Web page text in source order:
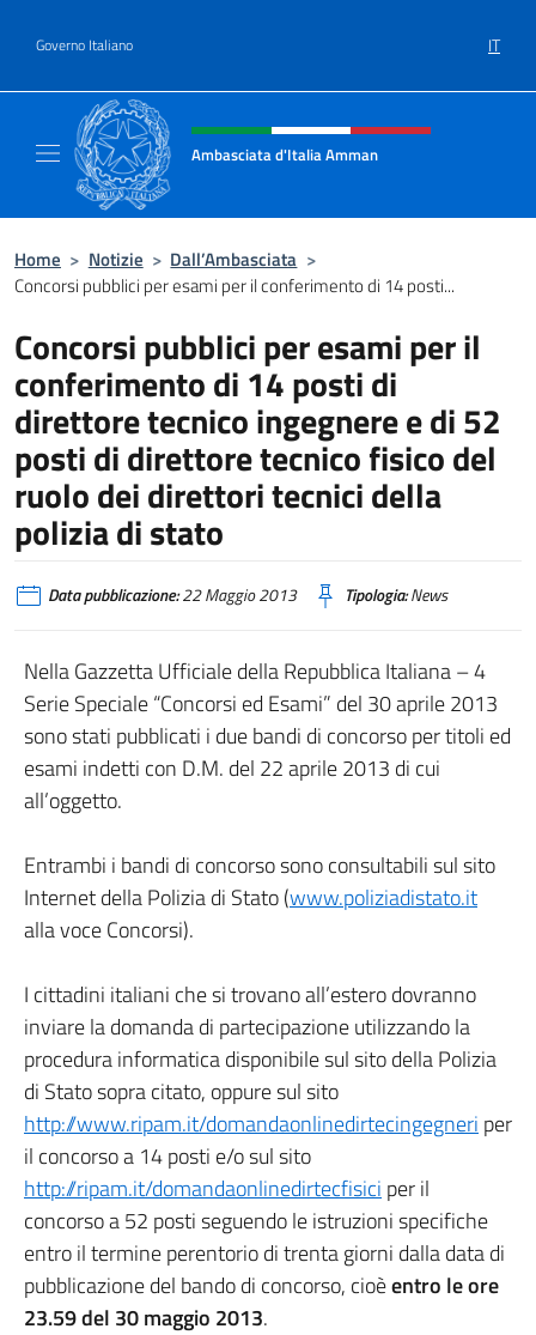
Governo Italiano IT
Intestazione sito, social e menù
Ambasciata d'Italia Amman
Home > Notizie > Dall’Ambasciata >
Concorsi pubblici per esami per il conferimento di 14 posti...
Concorsi pubblici per esami per il
conferimento di 14 posti di
direttore tecnico ingegnere e di 52
posti di direttore tecnico fisico del
ruolo dei direttori tecnici della
polizia di stato
Data pubblicazione:22 Maggio 2013 Tipologia:News
Nella Gazzetta Ufficiale della Repubblica Italiana – 4
Serie Speciale “Concorsi ed Esami” del 30 aprile 2013
sono stati pubblicati i due bandi di concorso per titoli ed
esami indetti con D.M. del 22 aprile 2013 di cui
all’oggetto.
Entrambi i bandi di concorso sono consultabili sul sito
Internet della Polizia di Stato (www.poliziadistato.it
alla voce Concorsi).
I cittadini italiani che si trovano all’estero dovranno
inviare la domanda di partecipazione utilizzando la
procedura informatica disponibile sul sito della Polizia
di Stato sopra citato, oppure sul sito
http://www.ripam.it/domandaonlinedirtecingegneri per
il concorso a 14 posti e/o sul sito
http://ripam.it/domandaonlinedirtecfisici per il
concorso a 52 posti seguendo le istruzioni specifiche
entro il termine perentorio di trenta giorni dalla data di
pubblicazione del bando di concorso, cioèentro le ore
23.59 del 30 maggio 2013.